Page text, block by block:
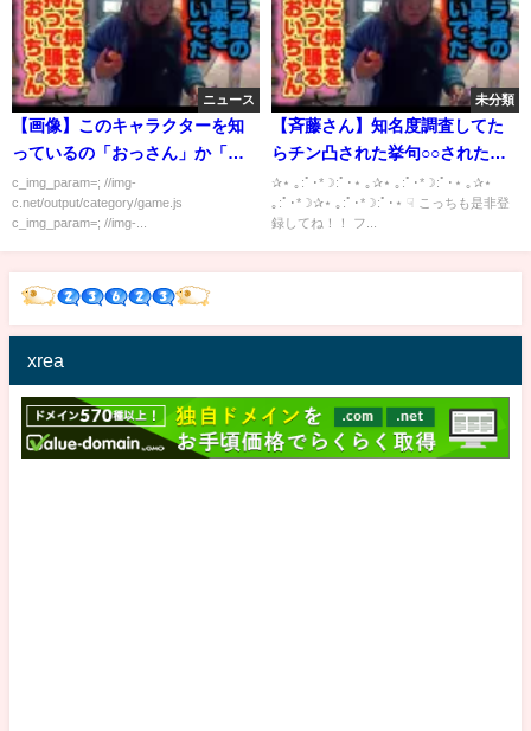
ニュース
【画像】このキャラクターを知
っているの「おっさん」か「女
子高生」らしい
c_img_param=; //img-
c.net/output/category/game.js
c_img_param=; //img-...
未分類
【斉藤さん】知名度調査してた
らチン凸された挙句○○されたん
だがｗｗｗｗ
✰⋆ ｡:ﾟ･*☽:ﾟ･⋆ ｡✰⋆ ｡:ﾟ･*☽:ﾟ･⋆ ｡✰⋆
｡:ﾟ･*☽✰⋆ ｡:ﾟ･*☽:ﾟ･⋆ ☟ こっちも是非登
録してね！！ フ...
xrea